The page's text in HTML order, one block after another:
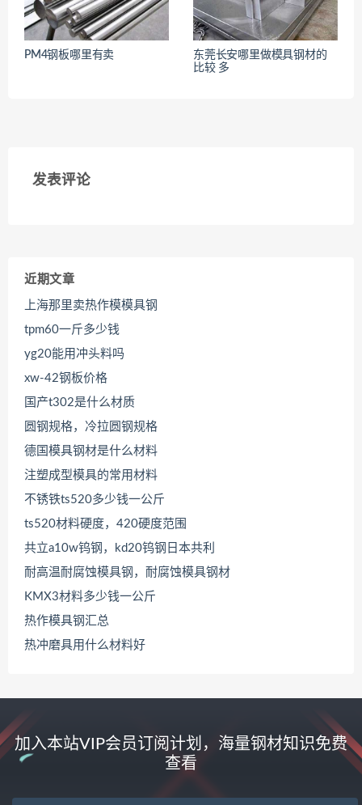
<
PM4钢板哪里有卖
<
东莞长安哪里做模具钢材的
比较 多
发表评论
近期文章
上海那里卖热作模模具钢
tpm60一斤多少钱
yg20能用冲头料吗
xw-42钢板价格
国产t302是什么材质
圆钢规格，冷拉圆钢规格
德国模具钢材是什么材料
注塑成型模具的常用材料
不锈铁ts520多少钱一公斤
ts520材料硬度，420硬度范围
共立a10w钨钢，kd20钨钢日本共利
耐高温耐腐蚀模具钢，耐腐蚀模具钢材
KMX3材料多少钱一公斤
热作模具钢汇总
热冲磨具用什么材料好
加入本站VIP会员订阅计划，海量钢材知识免费
查看